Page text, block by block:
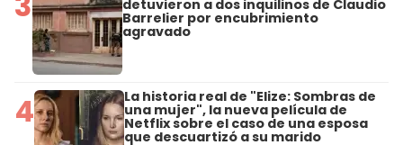
detuvieron a dos inquilinos de Claudio
Barrelier por encubrimiento
agravado
4 La historia real de "Elize: Sombras de
una mujer", la nueva película de
Netflix sobre el caso de una esposa
que descuartizó a su marido